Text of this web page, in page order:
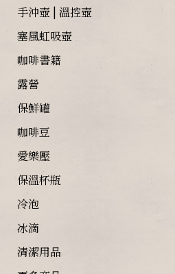
手沖壺 | 溫控壺
塞風虹吸壺
咖啡書籍
露營
保鮮罐
咖啡豆
愛樂壓
保溫杯瓶
冷泡
冰滴
清潔用品